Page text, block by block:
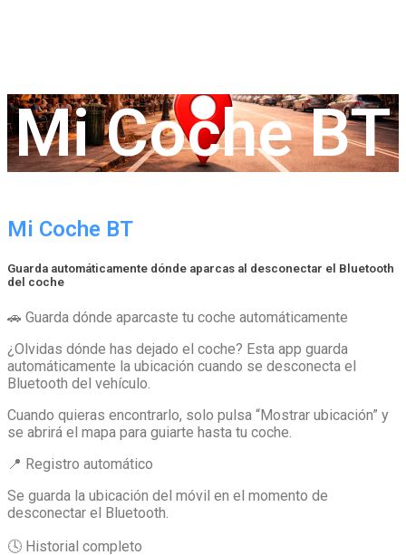
Mi Coche BT
Mi Coche BT
Guarda automáticamente dónde aparcas al desconectar el Bluetooth
del coche
🚗 Guarda dónde aparcaste tu coche automáticamente
¿Olvidas dónde has dejado el coche? Esta app guarda
automáticamente la ubicación cuando se desconecta el
Bluetooth del vehículo.
Cuando quieras encontrarlo, solo pulsa “Mostrar ubicación” y
se abrirá el mapa para guiarte hasta tu coche.
📍 Registro automático
Se guarda la ubicación del móvil en el momento de
desconectar el Bluetooth.
🕓 Historial completo